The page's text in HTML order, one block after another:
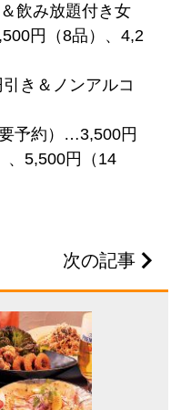
飲み放題付き女
円（8品）、4,2
き＆ノンアルコ
予約）…3,500円
、5,500円（14
次の記事